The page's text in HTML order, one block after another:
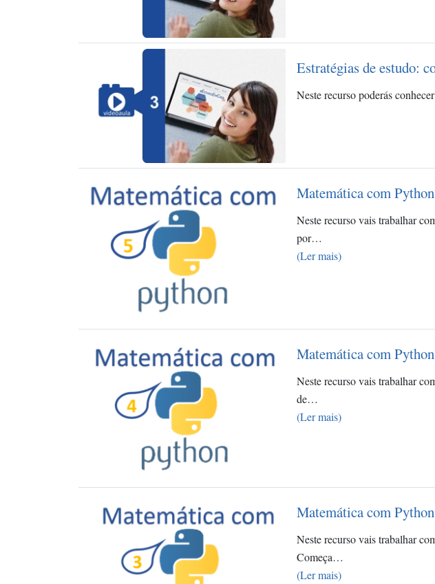
Estratégias de estudo:
Neste recurso poderás
Matemática com
Neste recurso vais trabalhar
por…
(Ler mais)
Matemática com
Neste recurso vais trabalhar
de…
(Ler mais)
Matemática com
Neste recurso vais trabalhar
Começa…
(Ler mais)